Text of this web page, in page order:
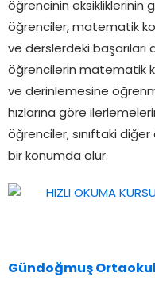
öğrencinin eksikliklerinin
öğrenciler, matematik
ve derslerdeki başarıları
öğrencilerin matematik
ve derinlemesine
hızlarına göre
öğrenciler, sınıftaki
bir konumda olur.
Gündoğmuş